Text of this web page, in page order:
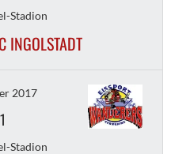
Stadion
INGOLSTADT
2017
1
Stadion